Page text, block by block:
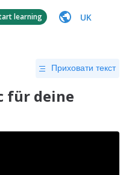
learning UK
Приховати текст
für deine